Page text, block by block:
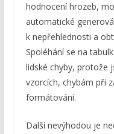
hodnocení hrozeb,
automatické
k nepřehlednosti a
Spoléhání se na
lidské chyby, protože
vzorcích, chybám při
formátování.
Další nevýhodou je